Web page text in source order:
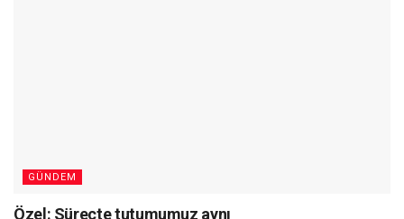
GÜNDEM
Özel: Süreçte tutumumuz aynı